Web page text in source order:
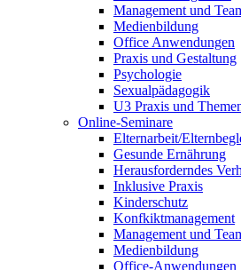
Management und
Medienbildung
Office Anwendungen
Praxis und Gestaltung
Psychologie
Sexualpädagogik
U3 Praxis und
Online-Seminare
Elternarbeit/
Gesunde Ernährung
Herausforderndes
Inklusive Praxis
Kinderschutz
Konfkiktmanagement
Management und
Medienbildung
Office-Anwendungen